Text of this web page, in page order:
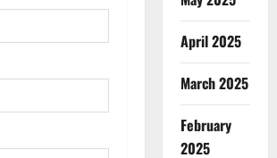
April 2025
March 2025
February
2025